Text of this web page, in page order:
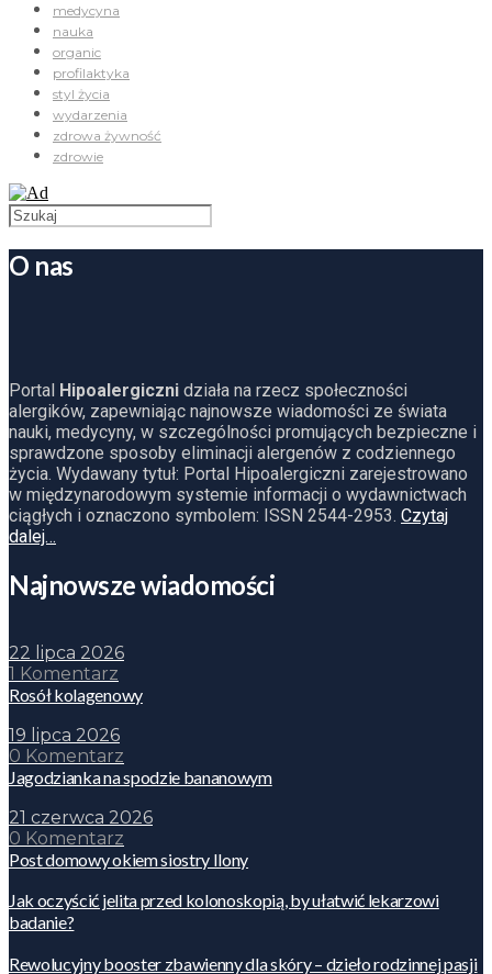
medycyna
nauka
organic
profilaktyka
styl życia
wydarzenia
zdrowa żywność
zdrowie
O nas
Portal Hipoalergiczni działa na rzecz społeczności
alergików, zapewniając najnowsze wiadomości ze świata
nauki, medycyny, w szczególności promujących bezpieczne i
sprawdzone sposoby eliminacji alergenów z codziennego
życia. Wydawany tytuł: Portal Hipoalergiczni zarejestrowano
w międzynarodowym systemie informacji o wydawnictwach
ciągłych i oznaczono symbolem: ISSN 2544-2953. Czytaj
dalej…
Najnowsze wiadomości
22 lipca 2026
1 Komentarz
Rosół kolagenowy
19 lipca 2026
0 Komentarz
Jagodzianka na spodzie bananowym
21 czerwca 2026
0 Komentarz
Post domowy okiem siostry Ilony
Jak oczyścić jelita przed kolonoskopią, by ułatwić lekarzowi
badanie?
Rewolucyjny booster zbawienny dla skóry – dzieło rodzinnej pasji